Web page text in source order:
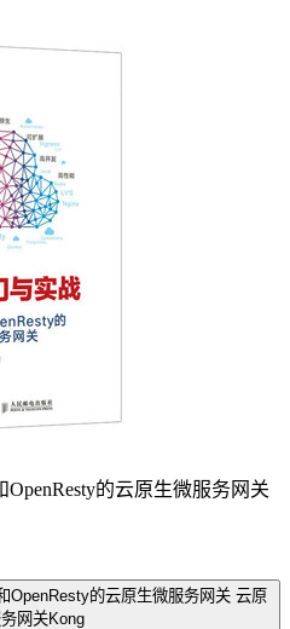
的云原生微服务网关
OpenResty的云原生微服务网关 云原
网关Kong